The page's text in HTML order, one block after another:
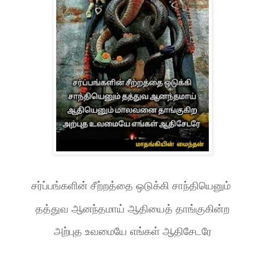
சர்ப்பங்களின் சீற்றத்தை ஒடுக்கி சாந்தியெனும்
தத்துவ ஆனந்தமாய் ஆதியைத் தாங்குகின்ற
அற்புத உவமையே எங்கள் ஆதிசேடரே